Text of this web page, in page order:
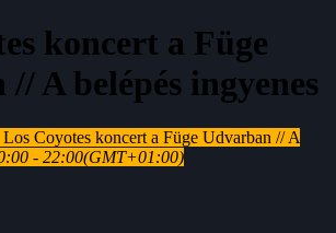
koncert a Füge
A belépés ingyenes
Los Coyotes koncert a Füge Udvarban // A
- 22:00(GMT+01:00)